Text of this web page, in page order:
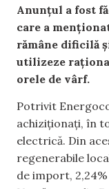
Anunțul a fost
care a
rămâne dificilă
utilizeze
orele de vârf.
Potrivit
achiziționați, în
electrică. Din
regenerabile
de import,